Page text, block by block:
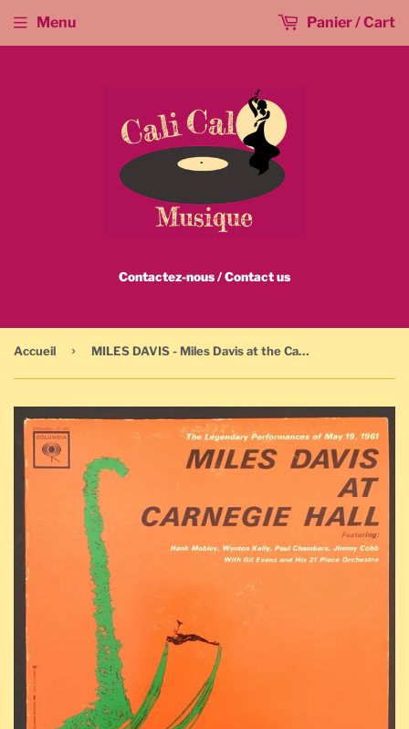
Contactez-nous / Contact us
Menu Panier / Cart
Accueil › MILES DAVIS - Miles Davis at the Carnegie Hall / Original 1962 / CL 1812 / Mono / 33 tours - LP